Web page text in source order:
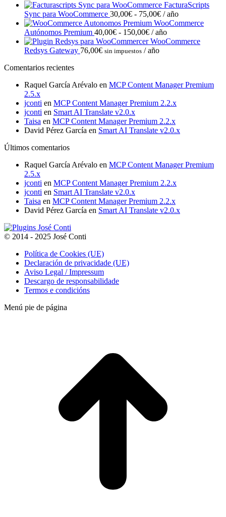
FacturaScripts
Sync para WooCommerce 30,00€ - 75,00€Rango
de
precios:
desde
/ año
WooCommerce
Autónomos Premium 40,00€ - 150,00€Rango
de
precios:
150,00€
/ año
WooCommerce
Redsys Gateway 76,00€ sin impuestos / año
Comentarios recientes
Raquel García Arévalo en MCP Content Manager Premium
2.5.x
jconti en MCP Content Manager Premium 2.2.x
jconti en Smart AI Translate v2.0.x
Taisa en MCP Content Manager Premium 2.2.x
David Pérez García en Smart AI Translate v2.0.x
Últimos comentarios
Raquel García Arévalo en MCP Content Manager Premium
2.5.x
jconti en MCP Content Manager Premium 2.2.x
jconti en Smart AI Translate v2.0.x
Taisa en MCP Content Manager Premium 2.2.x
David Pérez García en Smart AI Translate v2.0.x
© 2014 - 2025 José Conti
Política de Cookies (UE)
Declaración de privacidade (UE)
Aviso Legal / Impressum
Descargo de responsabilidade
Termos e condicións
Menú pie de página